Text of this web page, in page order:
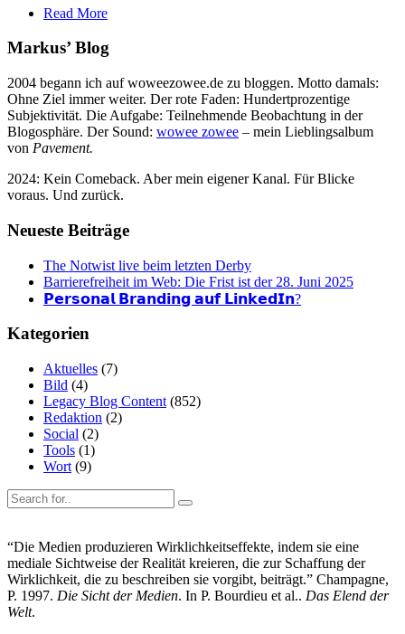
Read More
Markus’ Blog
2004 begann ich auf woweezowee.de zu bloggen. Motto damals:
Ohne Ziel immer weiter. Der rote Faden: Hundertprozentige
Subjektivität. Die Aufgabe: Teilnehmende Beobachtung in der
Blogosphäre. Der Sound: wowee zowee – mein Lieblingsalbum
von Pavement.
2024: Kein Comeback. Aber mein eigener Kanal. Für Blicke
voraus. Und zurück.
Neueste Beiträge
The Notwist live beim letzten Derby
Barrierefreiheit im Web: Die Frist ist der 28. Juni 2025
𝗣𝗲𝗿𝘀𝗼𝗻𝗮𝗹 𝗕𝗿𝗮𝗻𝗱𝗶𝗻𝗴 𝗮𝘂𝗳 𝗟𝗶𝗻𝗸𝗲𝗱𝗜𝗻?
Kategorien
Aktuelles (7)
Bild (4)
Legacy Blog Content (852)
Redaktion (2)
Social (2)
Tools (1)
Wort (9)
“Die Medien produzieren Wirklichkeitseffekte, indem sie eine
mediale Sichtweise der Realität kreieren, die zur Schaffung der
Wirklichkeit, die zu beschreiben sie vorgibt, beiträgt.” Champagne,
P. 1997. Die Sicht der Medien. In P. Bourdieu et al.. Das Elend der
Welt.